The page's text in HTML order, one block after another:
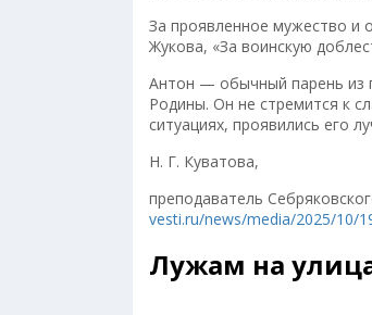
За проявленное мужество и
Жукова, «За воинскую
Антон — обычный парень из
Родины. Он не стремится к
ситуациях, проявились его
Н. Г. Куватова,
преподаватель
vesti.ru/news/media/2025/10/
Лужам на